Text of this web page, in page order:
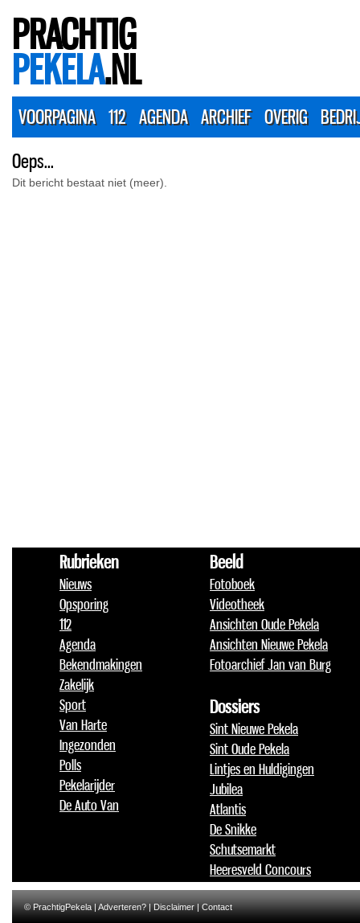
PRACHTIG
PEKELA.NL
VOORPAGINA 112 AGENDA ARCHIEF OVERIG
Oeps...
Dit bericht bestaat niet (meer).
Rubrieken
Nieuws
Opsporing
112
Agenda
Bekendmakingen
Zakelijk
Sport
Van Harte
Ingezonden
Polls
Pekelarijder
De Auto Van
Beeld
Fotoboek
Videotheek
Ansichten Oude Pekela
Ansichten Nieuwe Pekela
Fotoarchief Jan van Burg
Dossiers
Sint Nieuwe Pekela
Sint Oude Pekela
Lintjes en Huldigingen
Jubilea
Atlantis
De Snikke
Schutsemarkt
Heeresveld Concours
© PrachtigPekela | Adverteren? Disclaimer Contact